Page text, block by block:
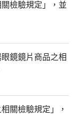
檢驗規定」，並
鏡鏡片商品之相
關檢驗規定」，